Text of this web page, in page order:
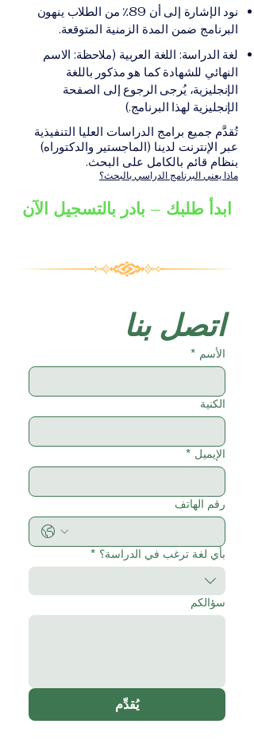
الإلكترونيقد يُطلب تقديم
مستندات إضافية حسب
البرنامج والمؤسسة التعليمية
الأكاديمية المناسبة للبرنامج،
والتي تصدر عن المؤسسة
التعليمية المسؤولة عن تقديم
البرنامج ضمن شبكة VBNN
Smart Education Group.
نود الإشارة إلى أن 89٪ من الطلاب ينهون
البرنامج ضمن المدة الزمنية المتوقعة.
لغة الدراسة: اللغة العربية (ملاحظة: الاسم
النهائي للشهادة كما هو مذكور باللغة
الإنجليزية، يُرجى الرجوع إلى الصفحة
الإنجليزية لهذا البرنامج.)
تُقدَّم جميع برامج الدراسات العليا التنفيذية
عبر الإنترنت لدينا (الماجستير والدكتوراه)
بنظام قائم بالكامل على البحث.
ماذا يعني البرنامج الدراسي بالبحث؟
ابدأ طلبك – بادر بالتسجيل الآن
اتصل بنا
الأسم *
الكنية
الإيميل *
رقم الهاتف
بأي لغة ترغب في الدراسة؟ *
سؤالكم
يُقدِّم